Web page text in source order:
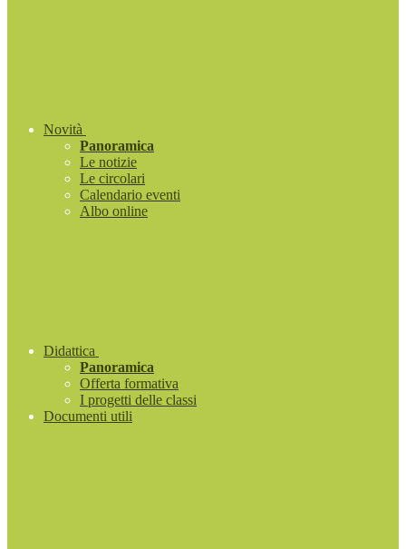
Novità
Panoramica
Le notizie
Le circolari
Calendario eventi
Albo online
Didattica
Panoramica
Offerta formativa
I progetti delle classi
Documenti utili